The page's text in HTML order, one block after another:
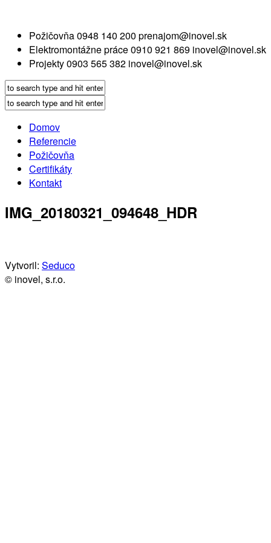
Požičovňa0948 140 200 prenajom@inovel.sk
Elektromontážne práce0910 921 869 inovel@inovel.sk
Projekty0903 565 382 inovel@inovel.sk
Domov
Referencie
Požičovňa
Certifikáty
Kontakt
IMG_20180321_094648_HDR
Vytvoril: Seduco
© inovel, s.r.o.